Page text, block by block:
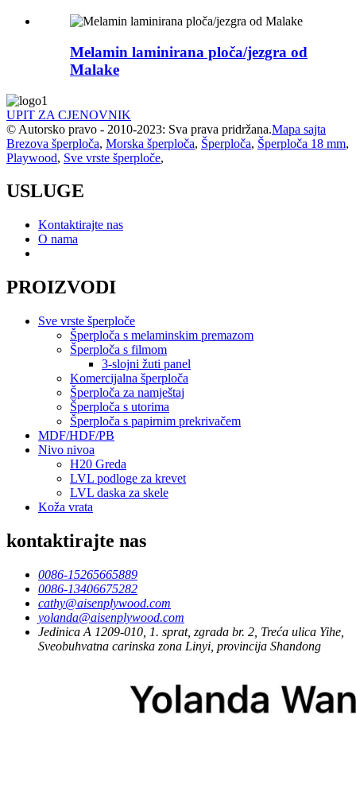
Melamin laminirana ploča/jezgra od
Malake
UPIT ZA CJENOVNIK
© Autorsko pravo - 2010-2023: Sva prava pridržana.Mapa sajta
Brezova šperploča, Morska šperploča, Šperploča, Šperploča 18 mm,
Playwood, Sve vrste šperploče,
USLUGE
Kontaktirajte nas
O nama
PROIZVODI
Sve vrste šperploče
Šperploča s melaminskim premazom
Šperploča s filmom
3-slojni žuti panel
Komercijalna šperploča
Šperploča za namještaj
Šperploča s utorima
Šperploča s papirnim prekrivačem
MDF/HDF/PB
Nivo nivoa
H20 Greda
LVL podloge za krevet
LVL daska za skele
Koža vrata
kontaktirajte nas
0086-15265665889
0086-13406675282
cathy@aisenplywood.com
yolanda@aisenplywood.com
Jedinica A 1209-010, 1. sprat, zgrada br. 2, Treća ulica Yihe,
Sveobuhvatna carinska zona Linyi, provincija Shandong